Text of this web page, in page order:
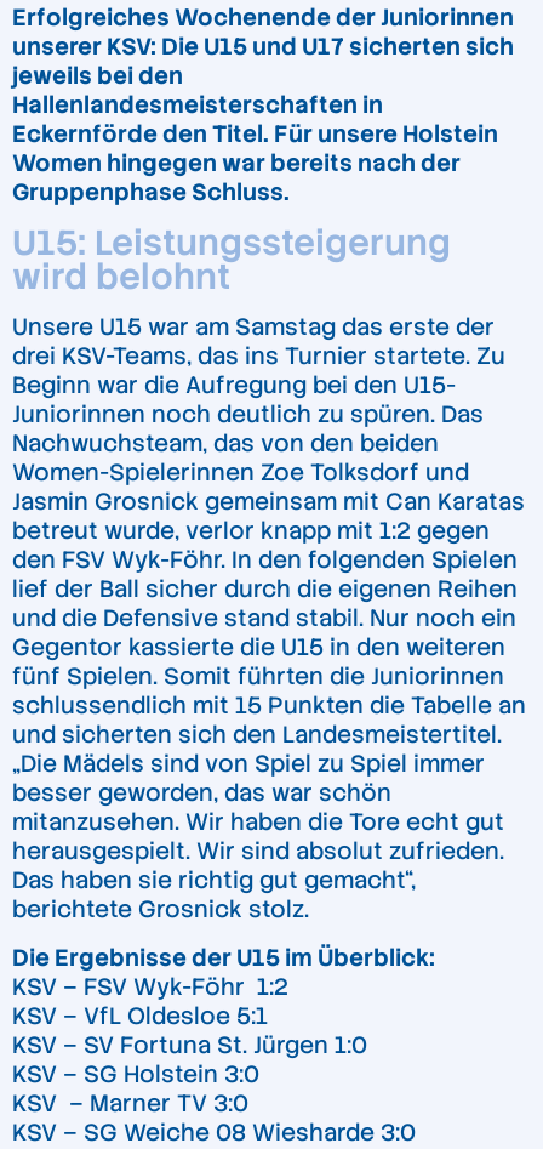
Erfolgreiches Wochenende der Juniorinnen
unserer KSV: Die U15 und U17 sicherten sich
jeweils bei den
Hallenlandesmeisterschaften in
Eckernförde den Titel. Für unsere Holstein
Women hingegen war bereits nach der
Gruppenphase Schluss.
U15: Leistungssteigerung
wird belohnt
Unsere U15 war am Samstag das erste der
drei KSV-Teams, das ins Turnier startete. Zu
Beginn war die Aufregung bei den U15-
Juniorinnen noch deutlich zu spüren. Das
Nachwuchsteam, das von den beiden
Women-Spielerinnen Zoe Tolksdorf und
Jasmin Grosnick gemeinsam mit Can Karatas
betreut wurde, verlor knapp mit 1:2 gegen
den FSV Wyk-Föhr. In den folgenden Spielen
lief der Ball sicher durch die eigenen Reihen
und die Defensive stand stabil. Nur noch ein
Gegentor kassierte die U15 in den weiteren
fünf Spielen. Somit führten die Juniorinnen
schlussendlich mit 15 Punkten die Tabelle an
und sicherten sich den Landesmeistertitel.
„Die Mädels sind von Spiel zu Spiel immer
besser geworden, das war schön
mitanzusehen. Wir haben die Tore echt gut
herausgespielt. Wir sind absolut zufrieden.
Das haben sie richtig gut gemacht“,
berichtete Grosnick stolz.
Die Ergebnisse der U15 im Überblick:
KSV – FSV Wyk-Föhr 1:2
KSV – VfL Oldesloe 5:1
KSV – SV Fortuna St. Jürgen 1:0
KSV – SG Holstein 3:0
KSV – Marner TV 3:0
KSV – SG Weiche 08 Wiesharde 3:0